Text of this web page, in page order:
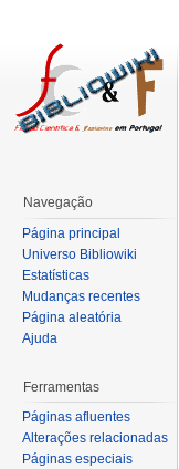
Navegação
Página principal
Universo Bibliowiki
Estatísticas
Mudanças recentes
Página aleatória
Ajuda
Ferramentas
Páginas afluentes
Alterações relacionadas
Páginas especiais